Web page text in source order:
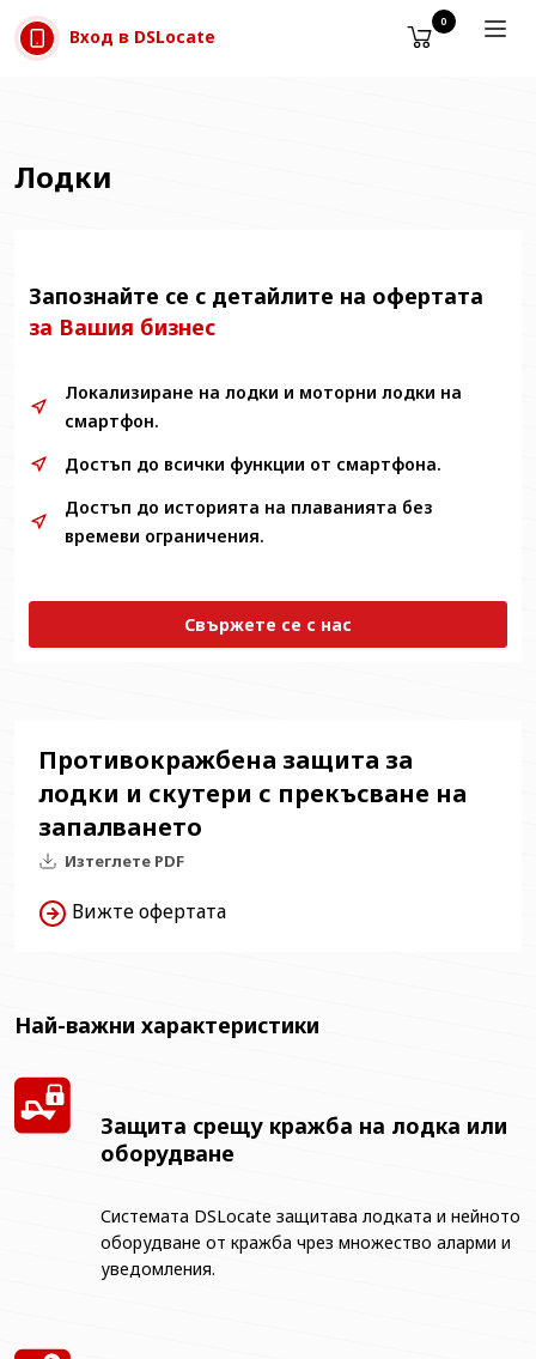
Прескачане към съдържанието
Вход в DSLocate
0
Лодки
Запознайте се с детайлите на офертата
за Вашия бизнес
Локализиране на лодки и моторни лодки на
смартфон.
Достъп до всички функции от смартфона.
Достъп до историята на плаванията без
времеви ограничения.
Свържете се с нас
Противокражбена защита за
лодки и скутери с прекъсване на
запалването
Изтеглете PDF
Вижте офертата
Най-важни характеристики
Защита срещу кражба на лодка или
оборудване
Системата DSLocate защитава лодката и нейното
оборудване от кражба чрез множество аларми и
уведомления.